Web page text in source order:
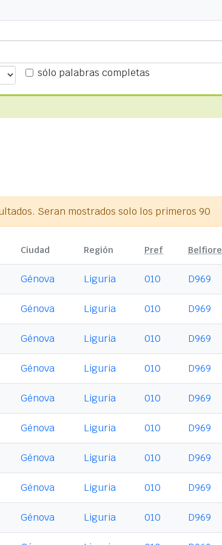
sólo palabras completas
Seran mostrados solo los primeros 90
Ciudad Región Pref Belfiore
Génova Liguria 010 D969
Génova Liguria 010 D969
Génova Liguria 010 D969
Génova Liguria 010 D969
Génova Liguria 010 D969
Génova Liguria 010 D969
Génova Liguria 010 D969
Génova Liguria 010 D969
Génova Liguria 010 D969